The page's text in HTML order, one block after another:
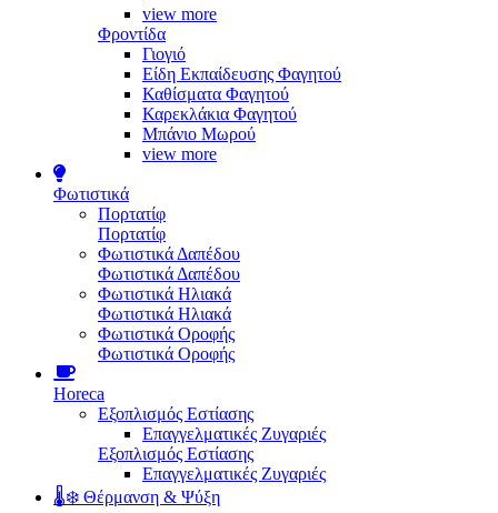
view more
Φροντίδα
Γιογιό
Είδη Εκπαίδευσης Φαγητού
Καθίσματα Φαγητού
Καρεκλάκια Φαγητού
Μπάνιο Μωρού
view more
Φωτιστικά
Πορτατίφ
Πορτατίφ
Φωτιστικά Δαπέδου
Φωτιστικά Δαπέδου
Φωτιστικά Ηλιακά
Φωτιστικά Ηλιακά
Φωτιστικά Οροφής
Φωτιστικά Οροφής
Horeca
Εξοπλισμός Εστίασης
Επαγγελματικές Ζυγαριές
Εξοπλισμός Εστίασης
Επαγγελματικές Ζυγαριές
🌡️❄️ Θέρμανση & Ψύξη